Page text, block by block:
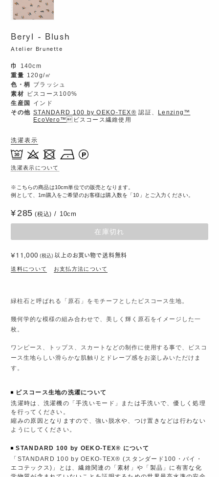
Beryl - Blush
Atelier Brunette
巾
140cm
重量 120g/㎡
色・柄 ブラッシュ
素材
ビスコース100%
生産国
インド
その他 STANDARD 100 by OEKO-TEX® 認証、
Lenzing™️
EcoVero™️ ビスコース繊維使用
洗濯表示
洗濯表示について
こちらの商品は10cm単位での販売となります。
例として、1m購入をご希望のお客様は購入数を「10」とご入力ください。
285 (税込) 10cm
在庫切れ
¥11,000 (税込) 以上のお買い物で送料無料
送料について お支払方法について
緑柱石と呼ばれる「原石」をモチーフとしたビスコース生地。
幾何学的な模様の組み合わせで、美しく輝く原石をイメージした一
枚。
ワンピース、トップス、スカートなどの制作に使用する事で、ビスコ
ース生地らしい滑らかな肌触りとドレープ感をお楽しみいただけま
す。
ビスコース生地の洗濯について
洗濯時は、洗濯機の「手洗いモード」または手洗いで、優しく処理
を行ってください。
縮みの原因となりますので、強い脱水や、つけ置きなどは行わない
ようにしてください。
STANDARD 100 by OEKO-TEX® について
「STANDARD 100 by OEKO-TEX® (スタンダード100・バイ・
エコテックス)」とは、繊維関連の「素材」や「製品」に有害な化